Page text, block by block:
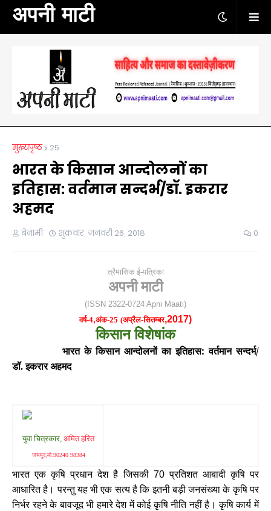
अपनी माटी
मुख्यपृष्ठ 25
भारत के किसान आन्दोलनों का
इतिहास: वर्तमान सन्दर्भ/डॉ. इकरार
अहमद
बेनामी शुक्रवार, जनवरी 26, 2018 0
त्रैमासिक ई-पत्रिका
अपनी माटी
(ISSN 2322-0724 Apni Maati)
वर्ष-4,अंक-25 (अप्रैल-सितम्बर,2017)
किसान विशेषांक
भारत के किसान आन्दोलनों का इतिहास: वर्तमान सन्दर्भ/
डॉ.इकरार अहमद
युवा चित्रकार, अमित हरित
जयपुर,मो.90240 98384
भारत एक कृषि प्रधान देश है जिसकी 70प्रतिशत आबादी कृषि पर
आधारित है। परन्तु यह भी एक सत्य है कि इतनी बड़ी जनसंख्या के कृषि पर
निर्भर रहने के बावजूद भी हमारे देश में कोई कृषि नीति नहीं है। कृषि कार्य में